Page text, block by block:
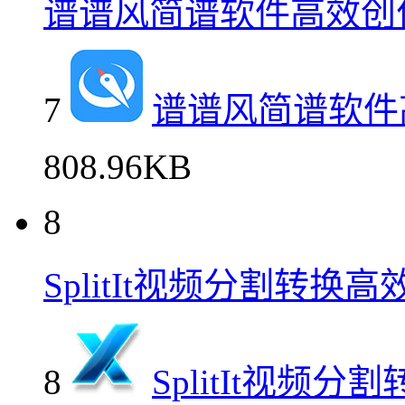
谱谱风简谱软件高效创
7
谱谱风简谱软
808.96KB
8
SplitIt视频分割转换高
8 SplitIt视频分割